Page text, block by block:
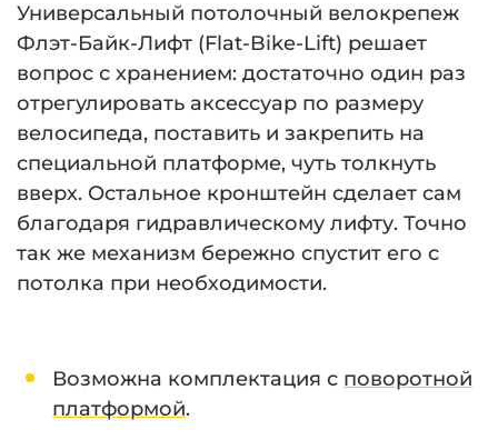
Универсальный потолочный велокрепеж
Флэт-Байк-Лифт (Flat-Bike-Lift) решает
вопрос с хранением: достаточно один раз
отрегулировать аксессуар по размеру
велосипеда, поставить и закрепить на
специальной платформе, чуть толкнуть
вверх. Остальное кронштейн сделает сам
благодаря гидравлическому лифту. Точно
так же механизм бережно спустит его с
потолка при необходимости.
Возможна комплектация с поворотной
платформой.